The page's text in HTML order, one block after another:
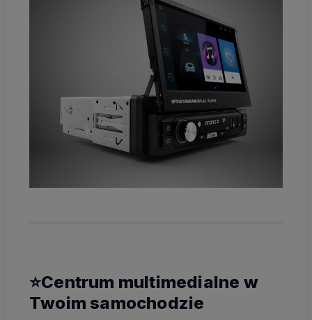
⭐Centrum multimedialne w
Twoim samochodzie